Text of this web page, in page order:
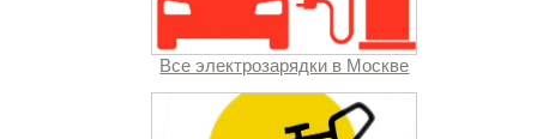
Все электрозарядки в Москве